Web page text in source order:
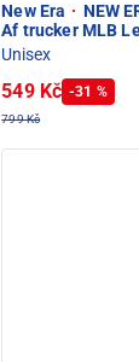
New Era · NEW
Af trucker MLB
Unisex
549 Kč -31 %
799 Kč